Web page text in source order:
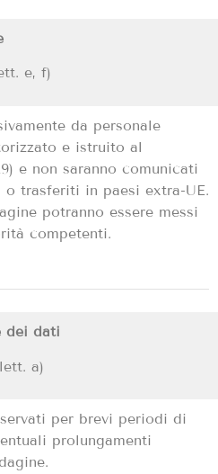
e, f)
da personale
e istruito al
e non saranno comunicati
trasferiti in paesi extra-UE.
potranno essere messi
competenti.
dei dati
a)
per brevi periodi di
prolungamenti